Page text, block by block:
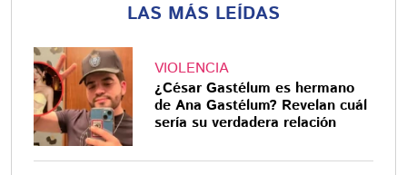
LAS MÁS LEÍDAS
VIOLENCIA
¿César Gastélum es hermano
de Ana Gastélum? Revelan cuál
sería su verdadera relación